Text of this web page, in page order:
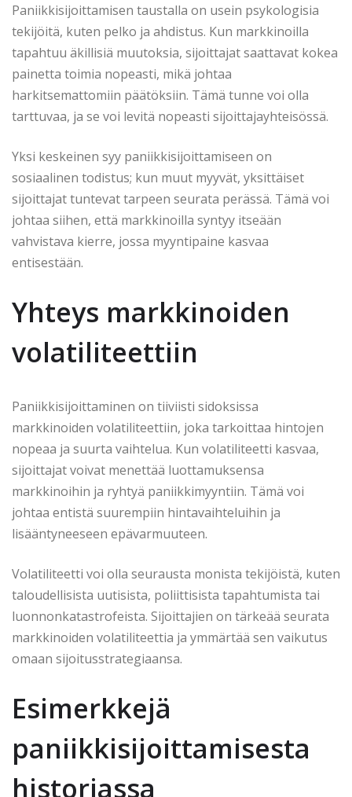
Paniikkisijoittamisen taustalla on usein psykologisia
tekijöitä, kuten pelko ja ahdistus. Kun markkinoilla
tapahtuu äkillisiä muutoksia, sijoittajat saattavat kokea
painetta toimia nopeasti, mikä johtaa
harkitsemattomiin päätöksiin. Tämä tunne voi olla
tarttuvaa, ja se voi levitä nopeasti sijoittajayhteisössä.
Yksi keskeinen syy paniikkisijoittamiseen on
sosiaalinen todistus; kun muut myyvät, yksittäiset
sijoittajat tuntevat tarpeen seurata perässä. Tämä voi
johtaa siihen, että markkinoilla syntyy itseään
vahvistava kierre, jossa myyntipaine kasvaa
entisestään.
Yhteys markkinoiden
volatiliteettiin
Paniikkisijoittaminen on tiiviisti sidoksissa
markkinoiden volatiliteettiin, joka tarkoittaa hintojen
nopeaa ja suurta vaihtelua. Kun volatiliteetti kasvaa,
sijoittajat voivat menettää luottamuksensa
markkinoihin ja ryhtyä paniikkimyyntiin. Tämä voi
johtaa entistä suurempiin hintavaihteluihin ja
lisääntyneeseen epävarmuuteen.
Volatiliteetti voi olla seurausta monista tekijöistä, kuten
taloudellisista uutisista, poliittisista tapahtumista tai
luonnonkatastrofeista. Sijoittajien on tärkeää seurata
markkinoiden volatiliteettia ja ymmärtää sen vaikutus
omaan sijoitusstrategiaansa.
Esimerkkejä
paniikkisijoittamisesta
historiassa